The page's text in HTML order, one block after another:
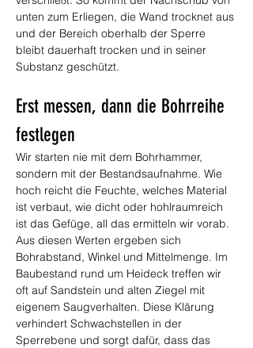
unten zum Erliegen, die Wand trocknet aus
und der Bereich oberhalb der Sperre
bleibt dauerhaft trocken und in seiner
Substanz geschützt.
Erst messen, dann die Bohrreihe
festlegen
Wir starten nie mit dem Bohrhammer,
sondern mit der Bestandsaufnahme. Wie
hoch reicht die Feuchte, welches Material
ist verbaut, wie dicht oder hohlraumreich
ist das Gefüge, all das ermitteln wir vorab.
Aus diesen Werten ergeben sich
Bohrabstand, Winkel und Mittelmenge. Im
Baubestand rund um Heideck treffen wir
oft auf Sandstein und alten Ziegel mit
eigenem Saugverhalten. Diese Klärung
verhindert Schwachstellen in der
Sperrebene und sorgt dafür, dass das